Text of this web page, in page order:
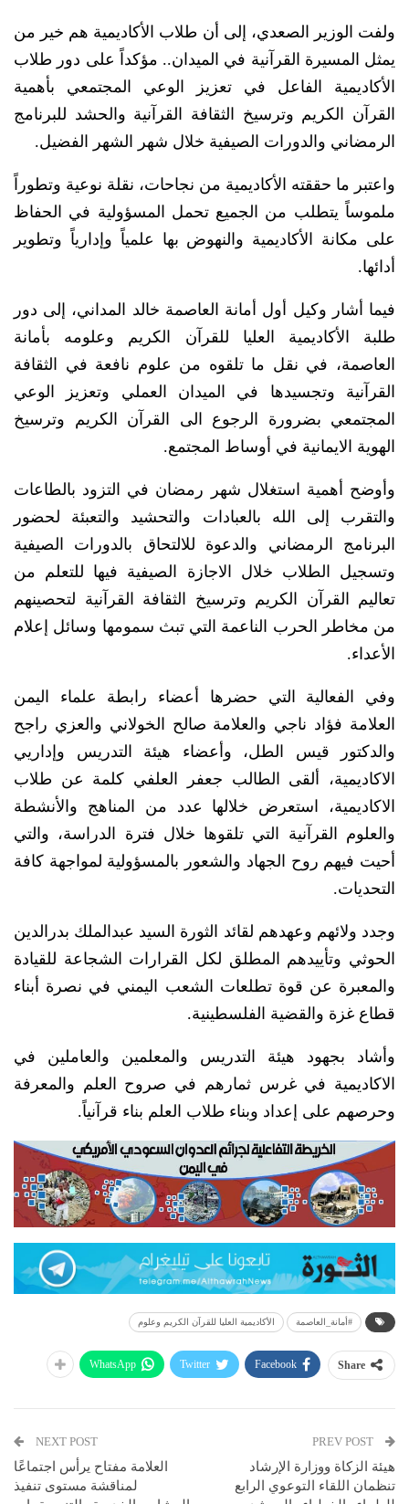
ولفت الوزير الصعدي، إلى أن طلاب الأكاديمية هم خير من
يمثل المسيرة القرآنية في الميدان.. مؤكداً على دور طلاب
الأكاديمية الفاعل في تعزيز الوعي المجتمعي بأهمية
القرآن الكريم وترسيخ الثقافة القرآنية والحشد للبرنامج
الرمضاني والدورات الصيفية خلال شهر الشهر الفضيل.
واعتبر ما حققته الأكاديمية من نجاحات، نقلة نوعية وتطوراً
ملموساً يتطلب من الجميع تحمل المسؤولية في الحفاظ
على مكانة الأكاديمية والنهوض بها علمياً وإدارياً وتطوير
أدائها.
فيما أشار وكيل أول أمانة العاصمة خالد المداني، إلى دور
طلبة الأكاديمية العليا للقرآن الكريم وعلومه بأمانة
العاصمة، في نقل ما تلقوه من علوم نافعة في الثقافة
القرآنية وتجسيدها في الميدان العملي وتعزيز الوعي
المجتمعي بضرورة الرجوع الى القرآن الكريم وترسيخ
الهوية الايمانية في أوساط المجتمع.
وأوضح أهمية استغلال شهر رمضان في التزود بالطاعات
والتقرب إلى الله بالعبادات والتحشيد والتعبئة لحضور
البرنامج الرمضاني والدعوة للالتحاق بالدورات الصيفية
وتسجيل الطلاب خلال الاجازة الصيفية فيها للتعلم من
تعاليم القرآن الكريم وترسيخ الثقافة القرآنية لتحصينهم
من مخاطر الحرب الناعمة التي تبث سمومها وسائل إعلام
الأعداء.
وفي الفعالية التي حضرها أعضاء رابطة علماء اليمن
العلامة فؤاد ناجي والعلامة صالح الخولاني والعزي راجح
والدكتور قيس الطل، وأعضاء هيئة التدريس وإداريي
الاكاديمية، ألقى الطالب جعفر العلفي كلمة عن طلاب
الاكاديمية، استعرض خلالها عدد من المناهج والأنشطة
والعلوم القرآنية التي تلقوها خلال فترة الدراسة، والتي
أحيت فيهم روح الجهاد والشعور بالمسؤولية لمواجهة كافة
التحديات.
وجدد ولائهم وعهدهم لقائد الثورة السيد عبدالملك بدرالدين
الحوثي وتأييدهم المطلق لكل القرارات الشجاعة للقيادة
والمعبرة عن قوة تطلعات الشعب اليمني في نصرة أبناء
قطاع غزة والقضية الفلسطينية.
وأشاد بجهود هيئة التدريس والمعلمين والعاملين في
الاكاديمية في غرس ثمارهم في صروح العلم والمعرفة
وحرصهم على إعداد وبناء طلاب العلم بناء قرآنياً.
#أمانة_العاصمة الأكاديمية العليا للقرآن الكريم وعلوم
Share
Facebook
Twitter
WhatsApp
هيئة الزكاة ووزارة الإرشاد
تنظمان اللقاء التوعوي الرابع
NEXT POST
العلامة مفتاح يرأس اجتماعًا
لمناقشة مستوى تنفيذ